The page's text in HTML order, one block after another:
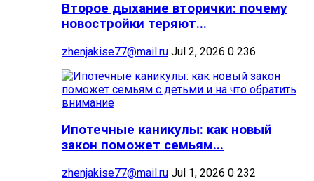
Второе дыхание вторички: почему
новостройки теряют...
zhenjakise77@mail.ru Jul 2, 2026 0 236
Ипотечные каникулы: как новый
закон поможет семьям...
zhenjakise77@mail.ru Jul 1, 2026 0 232